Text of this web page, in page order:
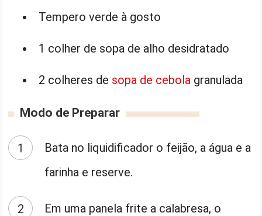
Tempero verde à gosto
1 colher de sopa de alho desidratado
2 colheres de sopa de cebola granulada
Modo de Preparar
Bata no liquidificador o feijão, a água e a
farinha e reserve.
Em uma panela frite a calabresa, o